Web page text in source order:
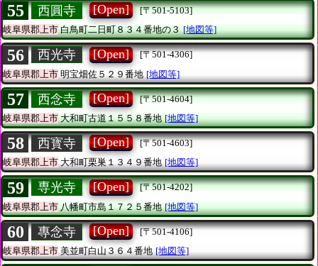
55 西圓寺 [Open]
[〒501-5103]
岐阜県郡上市白鳥町二日町８３４番地の３ [地図等]
56 西光寺 [Open]
[〒501-4306]
岐阜県郡上市 明宝畑佐５２９番地 [地図等]
57 西念寺 [Open]
[〒501-4604]
岐阜県郡上市大和町古道１５５８番地 [地図等]
58 西寳寺 [Open]
[〒501-4603]
岐阜県郡上市大和町栗巣１３４９番地 [地図等]
59 専光寺 [Open]
[〒501-4202]
岐阜県郡上市八幡町市島１７２５番地 [地図等]
60 專念寺 [Open]
[〒501-4106]
岐阜県郡上市美並町白山３６４番地 [地図等]